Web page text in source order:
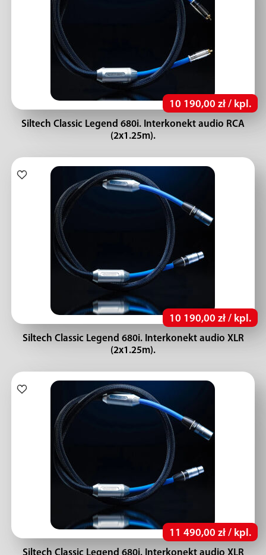
10 190,00 zł / kpl.
Siltech Classic Legend 680i. Interkonekt audio RCA
(2x1.25m).
10 190,00 zł / kpl.
Siltech Classic Legend 680i. Interkonekt audio XLR
(2x1.25m).
11 490,00 zł / kpl.
Siltech Classic Legend 680i. Interkonekt audio XLR